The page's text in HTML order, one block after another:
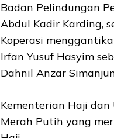
Badan Pelindungan
Abdul Kadir Karding,
Koperasi
Irfan Yusuf Hasyim
Dahnil Anzar
Kementerian Haji
Merah Putih yang